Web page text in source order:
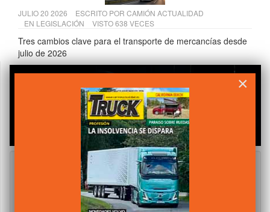
JULIO 20 2026 ESCRITO POR CAMIÓN ACTUALIDAD
EN LEGISLACIÓN VISTO 638 VECES
Tres cambios clave para el transporte de mercancías desde
julio de 2026
×